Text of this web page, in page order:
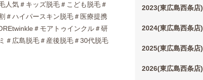
人気＃キッズ脱毛＃こども脱毛＃
＃ハイパースキン脱毛＃医療提携
＃モアトゥインクル＃研
＃広島脱毛＃産後脱毛＃30代脱毛
2023(東広島西条店)
2024(東広島西条店)
2025(東広島西条店)
2026(東広島西条店)